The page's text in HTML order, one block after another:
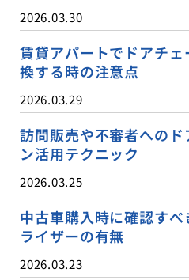
2026.03.30
賃貸アパートでドアチェ
換する時の注意点
2026.03.29
訪問販売や不審者へのド
ン活用テクニック
2026.03.25
中古車購入時に確認すべ
ライザーの有無
2026.03.23